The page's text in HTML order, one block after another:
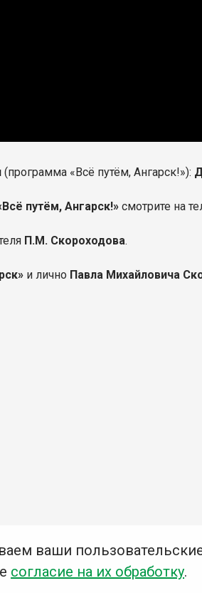
(программа «Всё путём, Ангарск!»):
путём, Ангарск!»смотрите на
П.М. Скороходова.
и лично Павла Михайловича
ваши
согласие на их обработку.